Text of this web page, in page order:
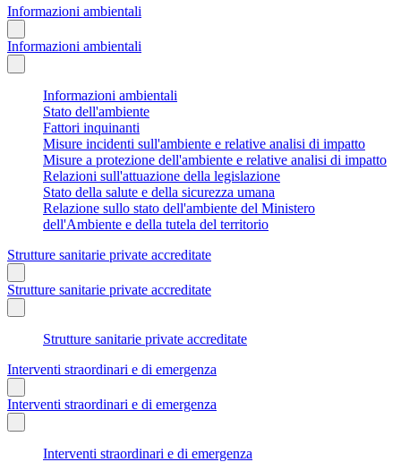
Informazioni ambientali
Informazioni ambientali
Informazioni ambientali
Stato dell'ambiente
Fattori inquinanti
Misure incidenti sull'ambiente e relative analisi di impatto
Misure a protezione dell'ambiente e relative analisi di impatto
Relazioni sull'attuazione della legislazione
Stato della salute e della sicurezza umana
Relazione sullo stato dell'ambiente del Ministero
dell'Ambiente e della tutela del territorio
Strutture sanitarie private accreditate
Strutture sanitarie private accreditate
Strutture sanitarie private accreditate
Interventi straordinari e di emergenza
Interventi straordinari e di emergenza
Interventi straordinari e di emergenza